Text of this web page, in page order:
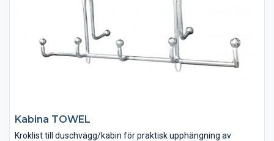
Kabina TOWEL
Kroklist till duschvägg/kabin för praktisk upphängning av